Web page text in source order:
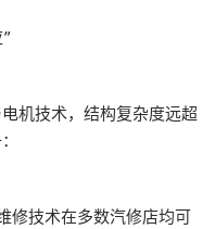
机技术，结构复杂度远超
修技术在多数汽修店均可